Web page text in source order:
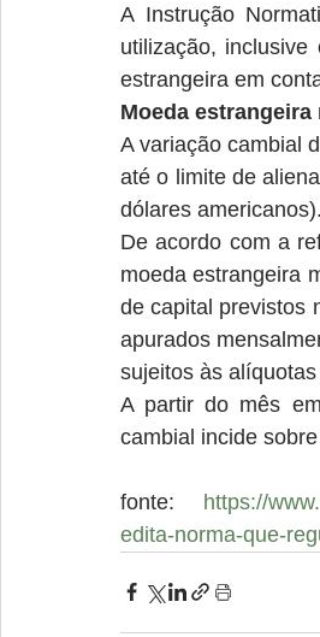
A Instrução
utilização,
estrangeira em
Moeda
A variação cambial
até o limite de
dólares americanos).
De acordo com a
moeda estrangeira
de capital previstos
apurados
sujeitos às
A partir do mês
cambial incide
fonte: https://
edita-norma-que-